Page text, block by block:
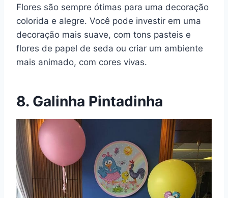
Flores são sempre ótimas para uma decoração
colorida e alegre. Você pode investir em uma
decoração mais suave, com tons pasteis e
flores de papel de seda ou criar um ambiente
mais animado, com cores vivas.
8. Galinha Pintadinha